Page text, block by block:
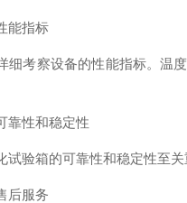
指标
考察设备的性能指标。温度
性和稳定性
箱的可靠性和稳定性至关
服务